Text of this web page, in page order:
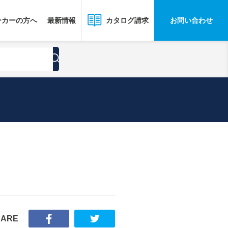
ーの方へ 最新情報 カタログ請求 お問い合わせ